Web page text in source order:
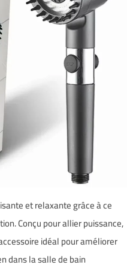
et relaxante grâce à ce
Conçu pour allier puissance,
idéal pour améliorer
dans la salle de bain.